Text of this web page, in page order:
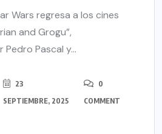
Wars regresa a los cines
and Grogu”,
Pascal y...
23
SEPTIEMBRE, 2025
0
COMMENT